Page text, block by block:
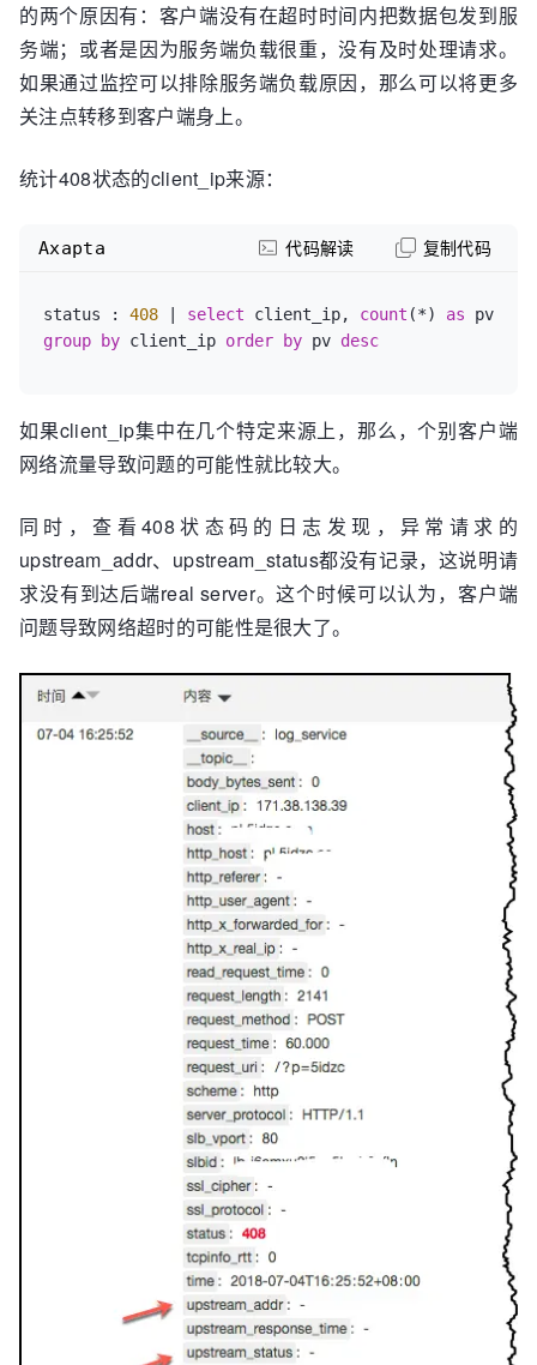
的两个原因有：客户端没有在超时时间内把数据包发到服
务端；或者是因为服务端负载很重，没有及时处理请求。
如果通过监控可以排除服务端负载原因，那么可以将更多
关注点转移到客户端身上。
统计408状态的client_ip来源：
status : 408 select client_ip, count (*) as
group
by client_ip order by pv desc
Axapta 代码解读 复制代码
如果client_ip集中在几个特定来源上，那么，个别客户端
网络流量导致问题的可能性就比较大。
同时，查看408状态码的日志发现，异常请求的
upstream_addr、upstream_status都没有记录，这说明请
求没有到达后端real server。这个时候可以认为，客户端
问题导致网络超时的可能性是很大了。